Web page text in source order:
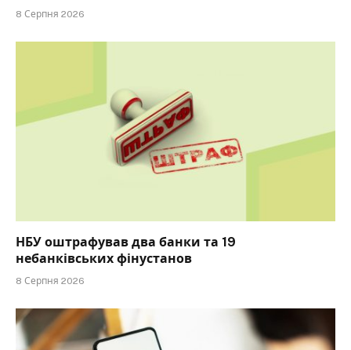
8 Серпня 2026
НБУ оштрафував два банки та 19
небанківських фінустанов
8 Серпня 2026